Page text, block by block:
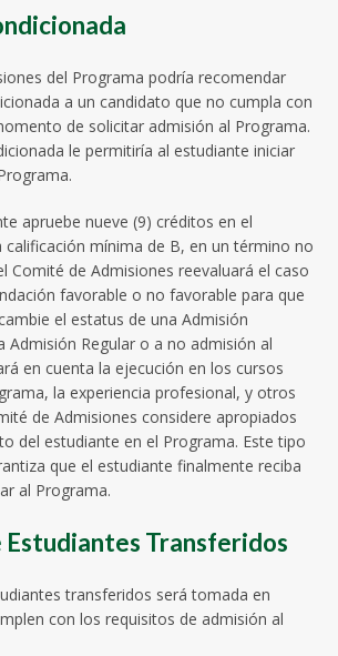
del Programa podría recomendar
a un candidato que no cumpla con
de solicitar admisión al Programa.
le permitiría al estudiante iniciar
apruebe nueve (9) créditos en el
calificación mínima de B, en un término no
Comité de Admisiones reevaluará el caso
favorable o no favorable para que
el estatus de una Admisión
Admisión Regular o a no admisión al
en cuenta la ejecución en los cursos
la experiencia profesional, y otros
de Admisiones considere apropiados
del estudiante en el Programa. Este tipo
que el estudiante finalmente reciba
al Programa.
Estudiantes Transferidos
transferidos será tomada en
con los requisitos de admisión al